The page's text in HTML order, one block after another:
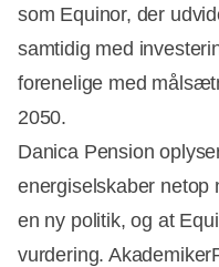
som Equinor, der
samtidig med
forenelige med
2050.
Danica Pension
energiselskaber netop
en ny politik, og at
vurdering.